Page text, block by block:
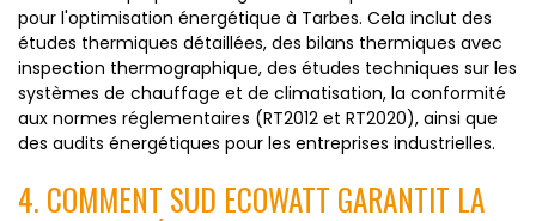
pour l'optimisation énergétique à Tarbes. Cela inclut des
études thermiques détaillées, des bilans thermiques avec
inspection thermographique, des études techniques sur les
systèmes de chauffage et de climatisation, la conformité
aux normes réglementaires (RT2012 et RT2020), ainsi que
des audits énergétiques pour les entreprises industrielles.
4. COMMENT SUD ECOWATT GARANTIT LA